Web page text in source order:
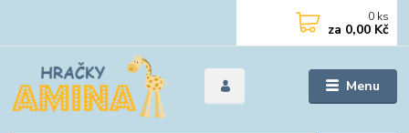
Menu
0 ks
za 0,00 Kč